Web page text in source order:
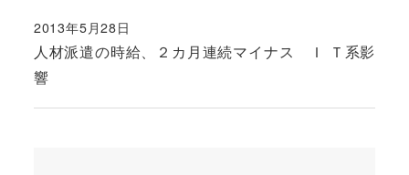
人材派遣の時給、２カ月連続マイナス Ｉ Ｔ系影
響
投稿日
2013年5月28日